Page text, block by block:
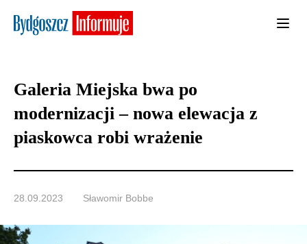
Galeria Miejska bwa po
modernizacji – nowa elewacja z
piaskowca robi wrażenie
28.09.2023 Sławomir Bobbe